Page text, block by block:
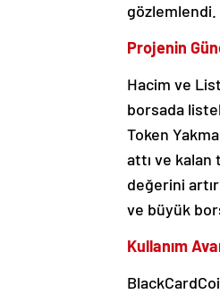
gözlemlendi.
Projenin
Hacim ve
borsada
Token
attı ve kalan
değerini
ve büyük
Kullanım